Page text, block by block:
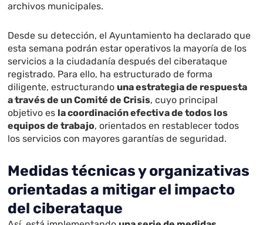
archivos municipales.
Desde su detección, el Ayuntamiento ha declarado que
esta semana podrán estar operativos la mayoría de los
servicios a la ciudadanía después del ciberataque
registrado. Para ello, ha estructurado de forma
diligente, estructurandouna estrategia de respuesta
a través de un Comité de Crisis, cuyo principal
objetivo es la coordinación efectiva de todos los
equipos de trabajo, orientados en restablecer todos
los servicios con mayores garantías de seguridad.
Medidas técnicas y organizativas
orientadas a mitigar el impacto
del ciberataque